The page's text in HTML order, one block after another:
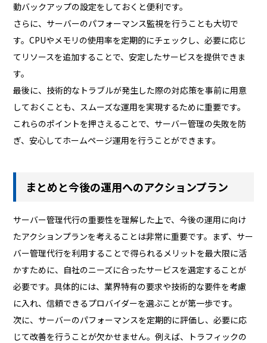
動バックアップの設定をしておくと便利です。
さらに、サーバーのパフォーマンス監視を行うことも大切で
す。CPUやメモリの使用率を定期的にチェックし、必要に応じ
てリソースを追加することで、安定したサービスを提供できま
す。
最後に、技術的なトラブルが発生した際の対応策を事前に用意
しておくことも、スムーズな運用を実現するために重要です。
これらのポイントを押さえることで、サーバー管理の失敗を防
ぎ、安心してホームページ運用を行うことができます。
まとめと今後の運用へのアクションプラン
サーバー管理代行の重要性を理解した上で、今後の運用に向け
たアクションプランを考えることは非常に重要です。まず、サー
バー管理代行を利用することで得られるメリットを最大限に活
かすために、自社のニーズに合ったサービスを選定することが
必要です。具体的には、業界特有の要求や技術的な要件を考慮
に入れ、信頼できるプロバイダーを選ぶことが第一歩です。
次に、サーバーのパフォーマンスを定期的に評価し、必要に応
じて改善を行うことが欠かせません。例えば、トラフィックの